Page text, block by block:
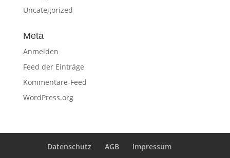
Uncategorized
Meta
Anmelden
Feed der Einträge
Kommentare-Feed
WordPress.org
Datenschutz AGB Impressum